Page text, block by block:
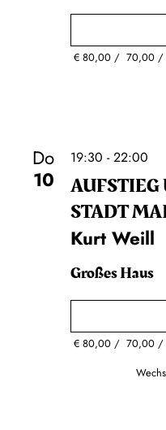
€80,00 70,00
Do
10
19:30 - 22:00
STADT
Kurt Weill
Großes Haus
€80,00 70,00